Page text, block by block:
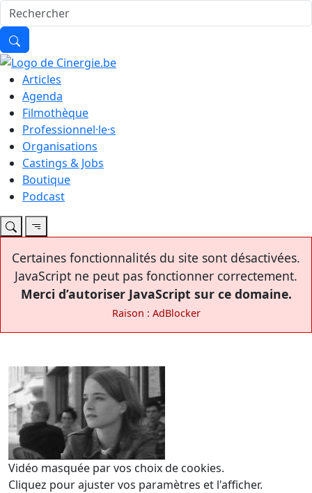
Articles
Agenda
Filmothèque
Professionnel·le·s
Organisations
Castings & Jobs
Boutique
Podcast
Certaines fonctionnalités du site sont désactivées.
JavaScript ne peut pas fonctionner correctement.
Merci d’autoriser JavaScript sur ce domaine.
Raison : AdBlocker
Vidéo masquée par vos choix de cookies.
Cliquez pour ajuster vos paramètres et l'afficher.